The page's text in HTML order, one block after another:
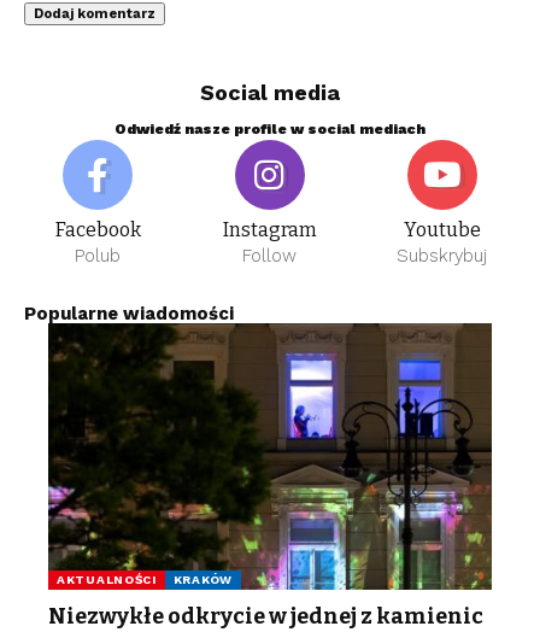
Social media
Odwiedź nasze profile w social mediach
Facebook
Polub
Instagram
Follow
Youtube
Subskrybuj
Popularne wiadomości
AKTUALNOŚCI KRAKÓW
Niezwykłe odkrycie w jednej z kamienic